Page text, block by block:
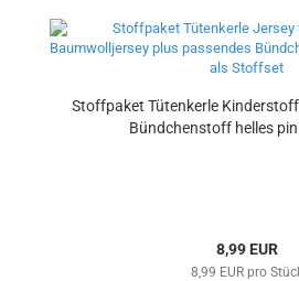
Stoffpaket Tütenkerle
Bündchenstoff helles
8,99 EUR
8,99 EUR pro